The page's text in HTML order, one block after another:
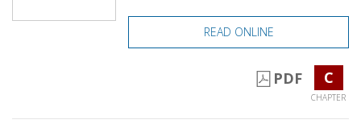
READ ONLINE
PDF C
CHAPTER